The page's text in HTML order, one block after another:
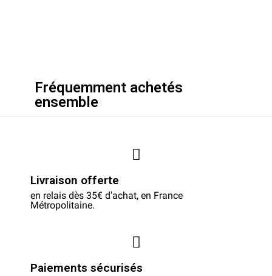
Fréquemment achetés
ensemble
Livraison offerte
en relais dès 35€ d'achat, en France
Métropolitaine.
Paiements sécurisés